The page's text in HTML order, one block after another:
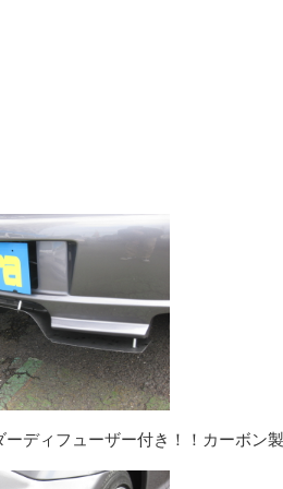
ディフューザー付き！！カーボン製